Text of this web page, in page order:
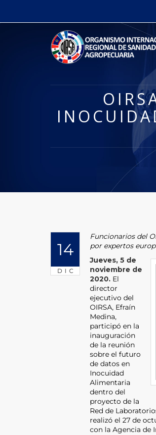
14
DIC
Funcionarios del
por expertos
Jueves, 5 de
noviembre de
2020. El
director
ejecutivo del
OIRSA, Efraín
Medina,
participó en la
inauguración
de la reunión
sobre el futuro
de datos en
Inocuidad
Alimentaria
dentro del
proyecto de la
Red de
realizó el 27 de
con la Agencia de